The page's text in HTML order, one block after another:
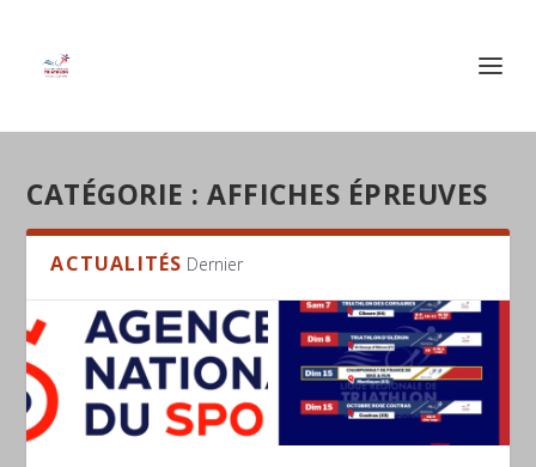
CATÉGORIE :AFFICHES ÉPREUVES
ACTUALITÉS Dernier